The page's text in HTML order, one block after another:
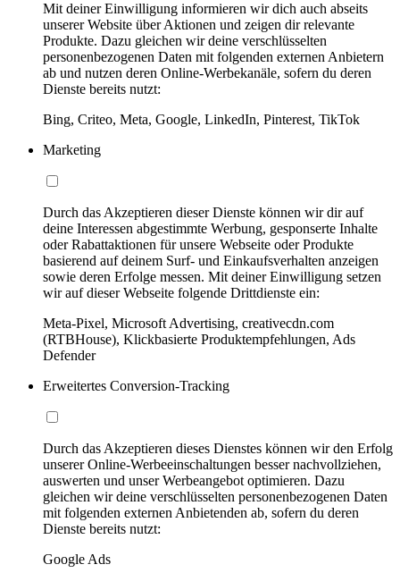
Mit deiner Einwilligung informieren wir dich auch abseits
unserer Website über Aktionen und zeigen dir relevante
Produkte. Dazu gleichen wir deine verschlüsselten
personenbezogenen Daten mit folgenden externen Anbietern
ab und nutzen deren Online-Werbekanäle, sofern du deren
Dienste bereits nutzt:
Bing, Criteo, Meta, Google, LinkedIn, Pinterest, TikTok
Marketing
Durch das Akzeptieren dieser Dienste können wir dir auf
deine Interessen abgestimmte Werbung, gesponserte Inhalte
oder Rabattaktionen für unsere Webseite oder Produkte
basierend auf deinem Surf- und Einkaufsverhalten anzeigen
sowie deren Erfolge messen. Mit deiner Einwilligung setzen
wir auf dieser Webseite folgende Drittdienste ein:
Meta-Pixel, Microsoft Advertising, creativecdn.com
(RTBHouse), Klickbasierte Produktempfehlungen, Ads
Defender
Erweitertes Conversion-Tracking
Durch das Akzeptieren dieses Dienstes können wir den Erfolg
unserer Online-Werbeeinschaltungen besser nachvollziehen,
auswerten und unser Werbeangebot optimieren. Dazu
gleichen wir deine verschlüsselten personenbezogenen Daten
mit folgenden externen Anbietenden ab, sofern du deren
Dienste bereits nutzt:
Google Ads